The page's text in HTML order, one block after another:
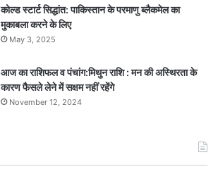
कोल्ड स्टार्ट सिद्धांत: पाकिस्तान के परमाणु ब्लैकमेल का
मुकाबला करने के लिए
May 3, 2025
आज का राशिफल व पंचांग:मिथुन राशि : मन की अस्थिरता के
कारण फैसले लेने में सक्षम नहीं रहेंगे
November 12, 2024